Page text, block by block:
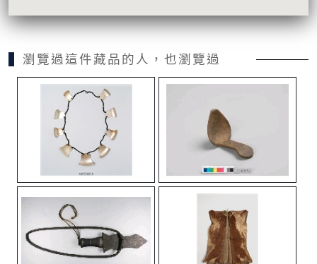
瀏覽過這件藏品的人，也瀏覽過